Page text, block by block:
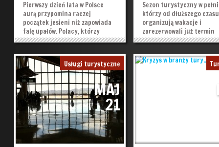
Pierwszy dzień lata w Polsce
aurą przypomina raczej
początek jesieni niż zapowiada
falę upałów. Polacy, którzy
marzą o żarze lejącym się z nieba
zagraniczne. Znów popularne
kierunki to Egipt i zadłużona
Grecja. Wyjazd na własną rękę
jest jednak...
»»
Sezon turystyczny w
którzy od dłuższego czasu
organizują wakacje i
zarezerwowali już termin
wycieczki, z
tymi, którzy wybrali
Grecji? Czy mogą być
Usługi turystyczne
MAJ
21